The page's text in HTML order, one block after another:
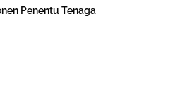
Penentu Tenaga